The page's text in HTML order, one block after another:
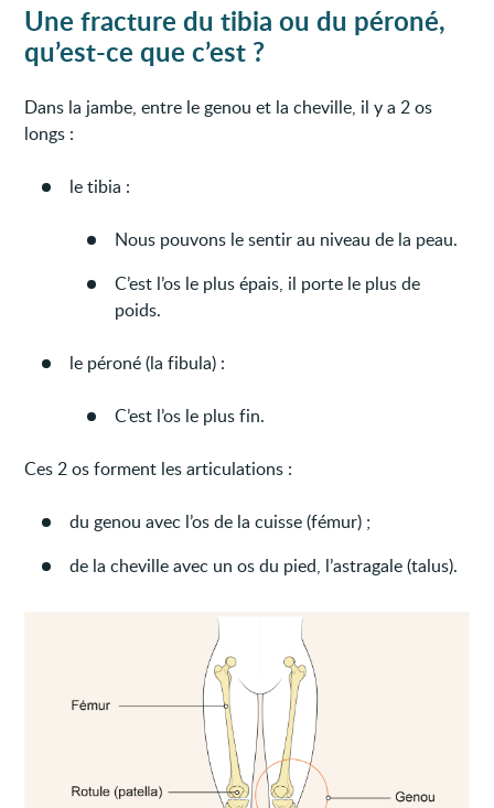
Une fracture du tibia ou du péroné,
qu’est-ce que c’est ?
Dans la jambe, entre le genou et la cheville, il y a 2 os
longs :
le tibia :
Nous pouvons le sentir au niveau de la peau.
C’est l’os le plus épais, il porte le plus de
poids.
le péroné (la fibula) :
C’est l’os le plus fin.
Ces 2 os forment les articulations :
du genou avec l’os de la cuisse (fémur) ;
de la cheville avec un os du pied, l’astragale (talus).